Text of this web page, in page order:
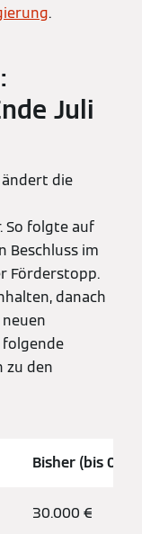
.
Juli
die
So folgte auf
Beschluss im
Förderstopp.
danach
zu den
Bisher (bis
30.000 €